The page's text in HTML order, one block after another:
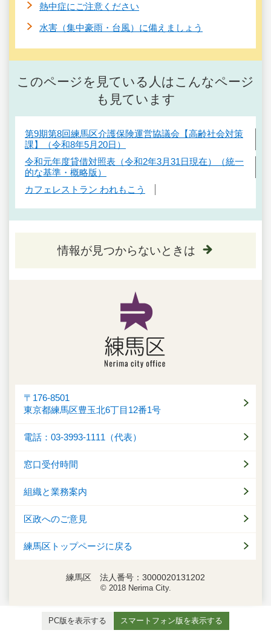
熱中症にご注意ください
水害（集中豪雨・台風）に備えましょう
このページを見ている人はこんなページ
も見ています
第9期第8回練馬区介護保険運営協議会【高齢社会対策
課】（令和8年5月20日）
令和元年度貸借対照表（令和2年3月31日現在）（統一
的な基準・概略版）
カフェレストラン われもこう
情報が見つからないときは
〒176-8501
東京都練馬区豊玉北6丁目12番1号
電話：03-3993-1111（代表）
窓口受付時間
組織と業務案内
区政へのご意見
練馬区トップページに戻る
練馬区 法人番号：3000020131202
© 2018 Nerima City.
PC版を表示する スマートフォン版を表示する